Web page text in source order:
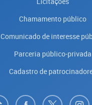
Chamamento público
Comunicado de interesse
Parceria público-privada
Cadastro de